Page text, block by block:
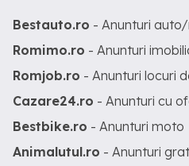
Bestauto.ro - Anunturi
Romimo.ro - Anunturi
Romjob.ro - Anunturi locuri
Cazare24.ro - Anunturi cu
Bestbike.ro - Anunturi moto
Animalutul.ro - Anunturi